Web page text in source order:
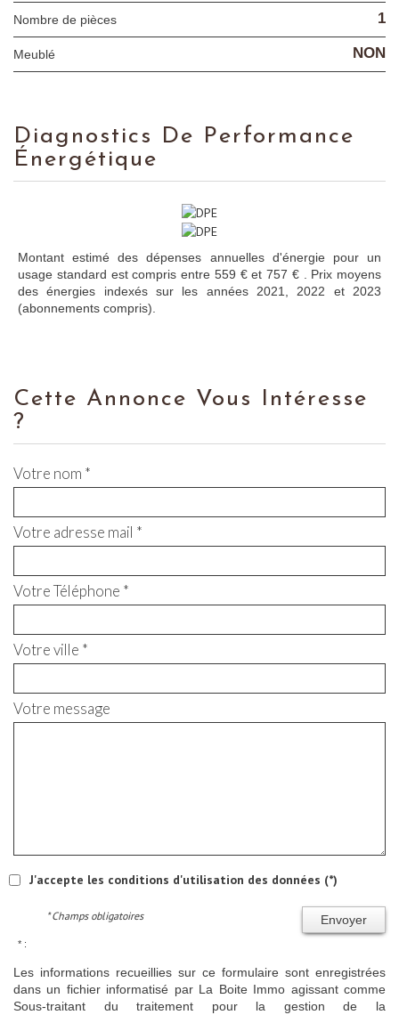
Nombre de pièces 1
Meublé NON
Diagnostics De Performance
Énergétique
Montant estimé des dépenses annuelles d'énergie pour un
usage standard est compris entre 559 € et 757 € . Prix moyens
des énergies indexés sur les années 2021, 2022 et 2023
(abonnements compris).
Cette Annonce Vous Intéresse
?
Votre nom *
Votre adresse mail *
Votre Téléphone *
Votre ville *
Votre message
J'accepte les conditions d'utilisation des données (*)
Envoyer
* Champs obligatoires
* :
Les informations recueillies sur ce formulaire sont enregistrées
dans un fichier informatisé par La Boite Immo agissant comme
Sous-traitant du traitement pour la gestion de la